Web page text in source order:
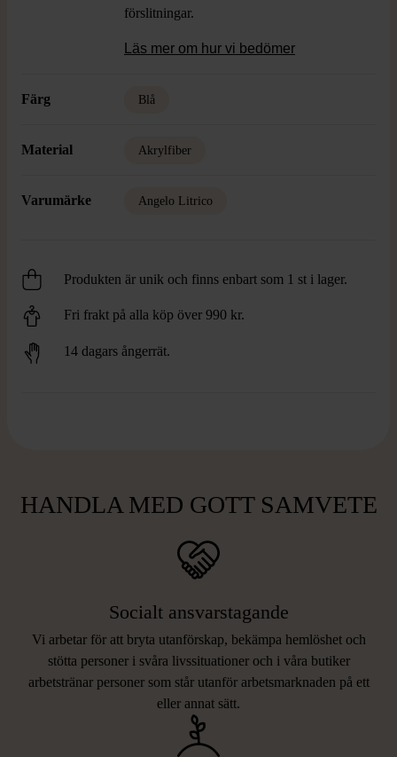
förslitningar.
Läs mer om hur vi bedömer
Färg Blå
Material Akrylfiber
Varumärke Angelo Litrico
Produkten är unik och finns enbart som 1 st i lager.
Fri frakt på alla köp över 990 kr.
14 dagars ångerrät.
HANDLA MED GOTT SAMVETE
Socialt ansvarstagande
Vi arbetar för att bryta utanförskap, bekämpa hemlöshet och
stötta personer i svåra livssituationer och i våra butiker
arbetstränar personer som står utanför arbetsmarknaden på ett
eller annat sätt.